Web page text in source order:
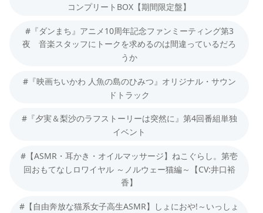
コンプリートBOX【期間限定盤】
#『ダンまち』アニメ10周年記念ファンミーティング第3
夜 音楽スタッフにトークを求めるのは間違っているだろ
うか
#『映画ちいかわ 人魚の島のひみつ』オリジナル・サウン
ドトラック
#『夕実＆梨沙のラフストーリーは突然に』第4回番組単独
イベント
#【ASMR・耳かき・オイルマッサージ】ねこぐらし。第壱
回おもてなしロワイヤル ～ノルウェー猫編～【CV:井口裕
香】
#【自由奔放な猫系女子高生ASMR】しょにおや!～いっしょ